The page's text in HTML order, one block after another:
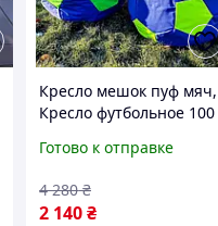
Кресло мешок пуф мяч,
Кресло футбольное 100
мебель, Кресло-мешок
Готово к отправке
2 140₴
4 280 ₴